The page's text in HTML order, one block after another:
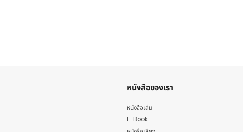
หนังสือของเรา
หนังสือเล่ม
E-Book